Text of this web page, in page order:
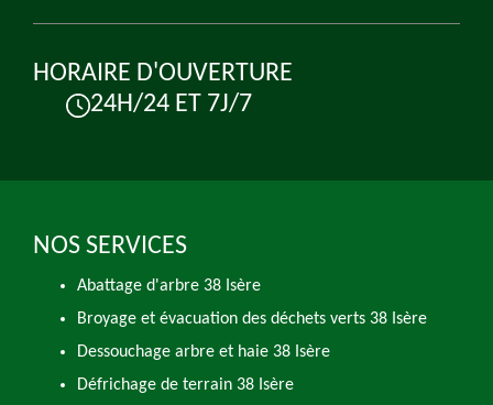
HORAIRE D'OUVERTURE
24H/24 ET 7J/7
NOS SERVICES
Abattage d'arbre 38 Isère
Broyage et évacuation des déchets verts 38 Isère
Dessouchage arbre et haie 38 Isère
Défrichage de terrain 38 Isère